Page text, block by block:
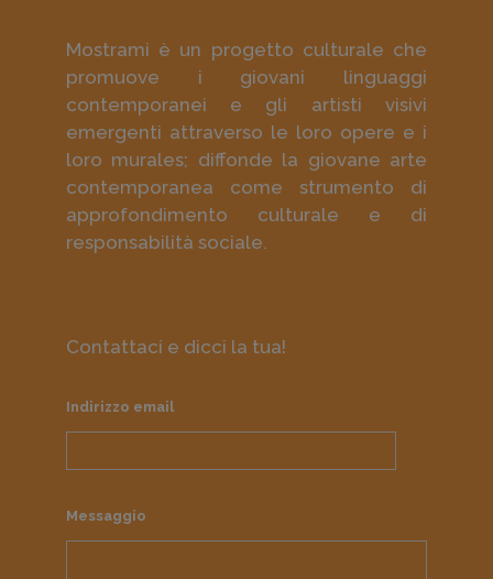
Mostrami è un progetto culturale che
promuove i giovani linguaggi
contemporanei e gli artisti visivi
emergenti attraverso le loro opere e i
loro murales; diffonde la giovane arte
contemporanea come strumento di
approfondimento culturale e di
responsabilità sociale.
Contattaci e dicci la tua!
Indirizzo email
Messaggio